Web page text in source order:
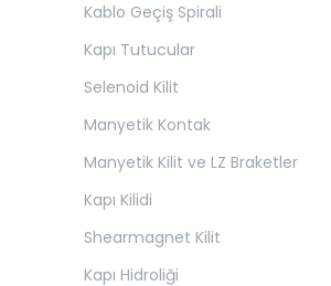
Kablo Geçiş Spirali
Kapı Tutucular
Selenoid Kilit
Manyetik Kontak
Manyetik Kilit ve LZ Braketler
Kapı Kilidi
Shearmagnet Kilit
Kapı Hidroliği